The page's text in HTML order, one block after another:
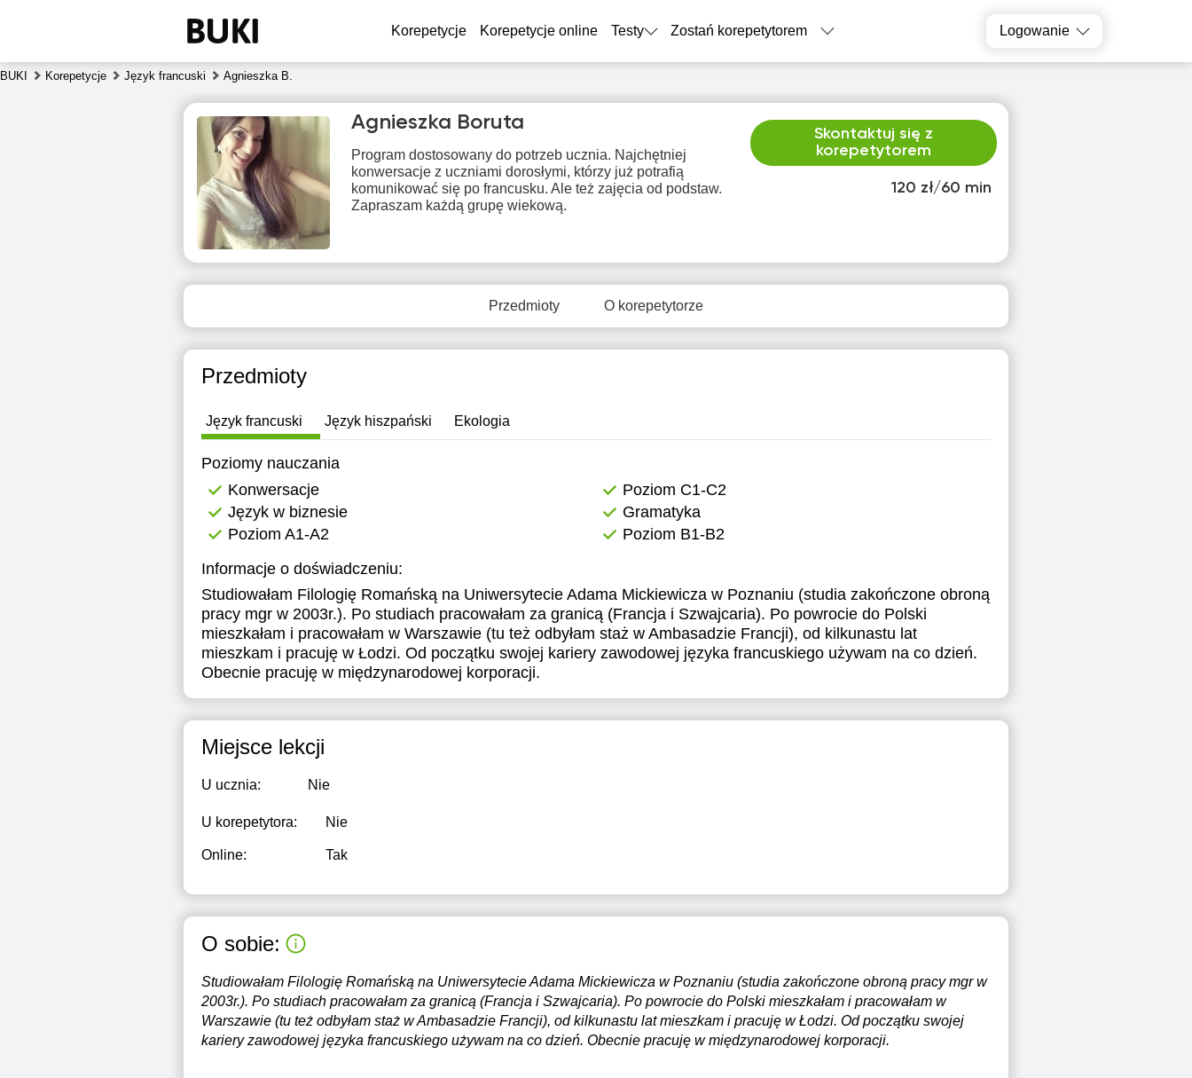
Korepetycje Korepetycje online Testy Zostań korepetytorem Logowanie
BUKI Korepetycje Język francuski Agnieszka B.
120 zł/60 min
Skontaktuj się z
korepetytorem
Agnieszka Boruta
Program dostosowany do potrzeb ucznia. Najchętniej
konwersacje z uczniami dorosłymi, którzy już potrafią
komunikować się po francusku. Ale też zajęcia od podstaw.
Zapraszam każdą grupę wiekową.
Przedmioty O korepetytorze
Przedmioty
Język francuski Język hiszpański Ekologia
Poziomy nauczania
Konwersacje
Poziom C1-C2
Język w biznesie
Gramatyka
Poziom A1-A2
Poziom B1-B2
Informacje o doświadczeniu:
Studiowałam Filologię Romańską na Uniwersytecie Adama Mickiewicza w Poznaniu (studia zakończone obroną
pracy mgr w 2003r.). Po studiach pracowałam za granicą (Francja i Szwajcaria). Po powrocie do Polski
mieszkałam i pracowałam w Warszawie (tu też odbyłam staż w Ambasadzie Francji), od kilkunastu lat
mieszkam i pracuję w Łodzi. Od początku swojej kariery zawodowej języka francuskiego używam na co dzień.
Obecnie pracuję w międzynarodowej korporacji.
Miejsce lekcji
U ucznia: Nie
U korepetytora: Nie
Online: Tak
O sobie:
Studiowałam Filologię Romańską na Uniwersytecie Adama Mickiewicza w Poznaniu (studia zakończone obroną pracy mgr w
2003r.). Po studiach pracowałam za granicą (Francja i Szwajcaria). Po powrocie do Polski mieszkałam i pracowałam w
Warszawie (tu też odbyłam staż w Ambasadzie Francji), od kilkunastu lat mieszkam i pracuję w Łodzi. Od początku swojej
kariery zawodowej języka francuskiego używam na co dzień. Obecnie pracuję w międzynarodowej korporacji.
czw
6
7
8
9
10
11
12
dostępnych
18:30
19:30
Brak
dostępnych
dostępnych
dostępnych